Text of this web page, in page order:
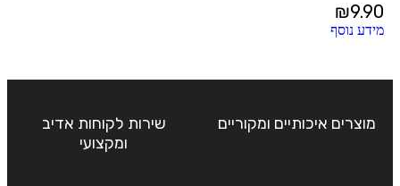
₪9.90
מידע נוסף
מוצרים איכותיים ומקוריים
שירות לקוחות אדיב
ומקצועי